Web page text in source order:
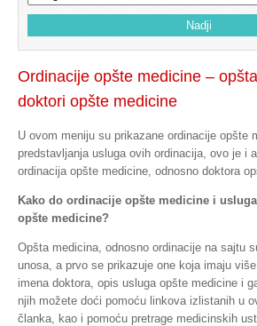
Ordinacije opšte medicine –
doktori opšte medicine
U ovom meniju su prikazane ordinacije opšte
predstavljanja usluga ovih ordinacija, ovo je i
ordinacija opšte medicine, odnosno doktora
Kako do ordinacije opšte medicine i
opšte medicine?
Opšta medicina, odnosno ordinacije na sajtu
unosa, a prvo se prikazuje one koja imaju
imena doktora, opis usluga opšte medicine i
njih možete doći pomoću linkova izlistanih u
članka, kao i pomoću pretrage medicinskih